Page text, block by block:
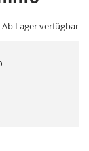
Ab Lager verfügbar